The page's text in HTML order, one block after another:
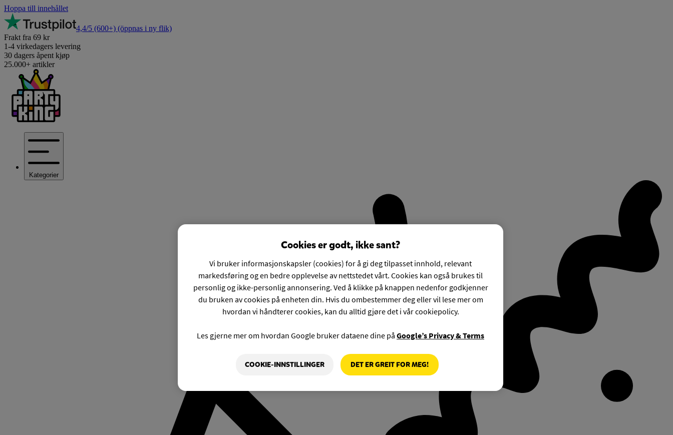
Hoppa till innehållet
4,4/5 (600+) (öppnas i ny flik)
Frakt fra 69 kr
1-4 virkedagers levering
30 dagers åpent kjøp
25.000+ artikler
Kategorier
Cookies er godt, ikke sant?
Vi bruker informasjonskapsler (cookies) for å gi deg tilpasset innhold, relevant
markedsføring og en bedre opplevelse av nettstedet vårt. Cookies kan også brukes til
personlig og ikke-personlig annonsering. Ved å klikke på knappen nedenfor godkjenner
du bruken av cookies på enheten din. Hvis du ombestemmer deg eller vil lese mer om
hvordan vi håndterer cookies, kan du alltid gjøre det i vår cookiepolicy.
Les gjerne mer om hvordan Google bruker dataene dine på Google’s Privacy & Terms
COOKIE-INNSTILLINGER DET ER GREIT FOR MEG!